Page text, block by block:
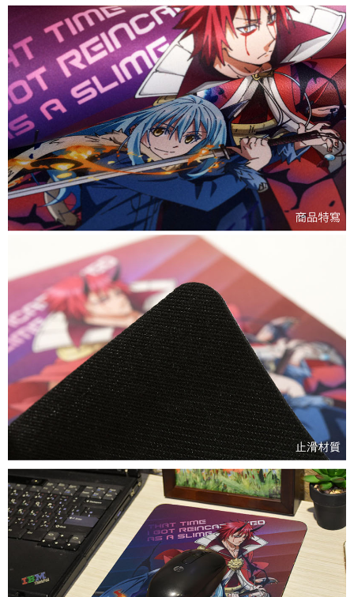
NT$65/pesanan | Penghantaran percuma untuk pesanan
NT$1,300 atau lebih
宅配-木棉花樂園專用
NT$100/pesanan | Penghantaran percuma untuk pesanan
NT$1,300 atau lebih
宅配-離島(澎湖/金門/馬祖)-木棉花樂園專用
NT$220/pesanan
黑貓宅配-貨到付款
NT$150/pesanan